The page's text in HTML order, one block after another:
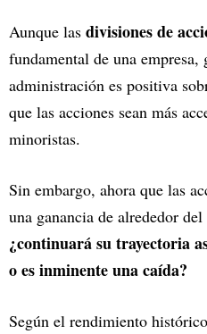
Aunque las divisiones de
fundamental de una
administración es positiva
que las acciones sean más
minoristas.
Sin embargo, ahora que las
una ganancia de alrededor
¿continuará su trayectoria
o es inminente una caída?
Según el rendimiento